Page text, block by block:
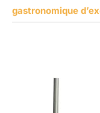
gastronomique